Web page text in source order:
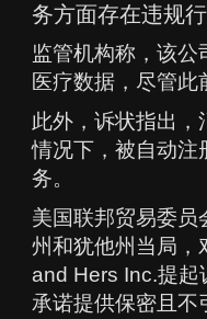
务方面存在违规行
监管机构称，该公
医疗数据，尽管此
此外，诉状指出，
情况下，被自动注
务。
美国联邦贸易委员
州和犹他州当局，
and Hers Inc.提起
承诺提供保密且不